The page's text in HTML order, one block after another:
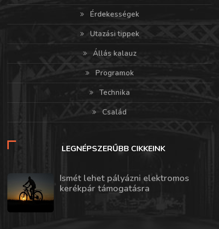
Érdekességek
Utazási tippek
Állás kalauz
Programok
Technika
Család
LEGNÉPSZERŰBB CIKKEINK
Ismét lehet pályázni elektromos
kerékpár támogatásra